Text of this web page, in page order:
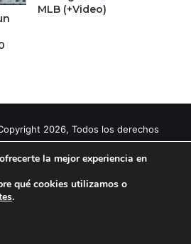
MLB (+Video)
2026, Todos los derechos
X YouTubeInstagram
la mejor experiencia en
qué cookies utilizamos o
.